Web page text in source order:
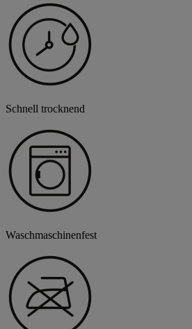
Schnell trocknend
Waschmaschinenfest